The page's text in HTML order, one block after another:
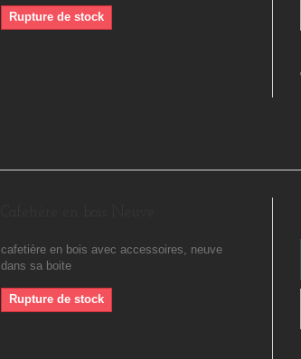
Rupture de stock
cafetière en bois avec accessoires, neuve
dans sa boite
Rupture de stock